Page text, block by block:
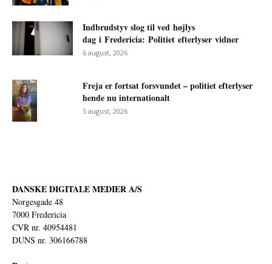
Indbrudstyv slog til ved højlys
dag i Fredericia: Politiet efterlyser vidner
6 august, 2026
Freja er fortsat forsvundet – politiet efterlyser
hende nu internationalt
5 august, 2026
DANSKE DIGITALE MEDIER A/S
Norgesgade 48
7000 Fredericia
CVR nr. 40954481
DUNS nr. 306166788